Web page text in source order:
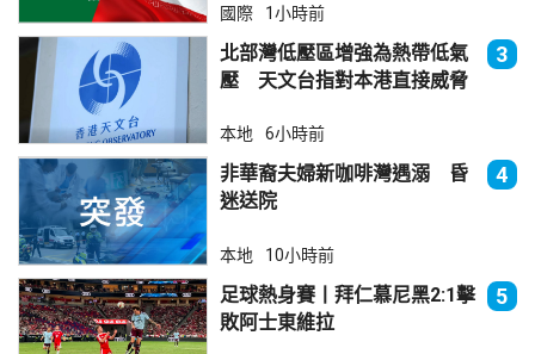
國際 1小時前
北部灣低壓區增強為熱帶低氣
壓 天文台指對本港直接威脅
3
本地 6小時前
非華裔夫婦新咖啡灣遇溺 昏
迷送院
4
本地 10小時前
足球熱身賽丨拜仁慕尼黑2:1擊
敗阿士東維拉
5